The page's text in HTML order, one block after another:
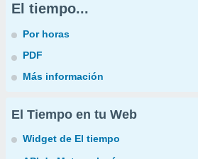
El tiempo...
Por horas
PDF
Más información
El Tiempo en tu Web
Widget de El tiempo